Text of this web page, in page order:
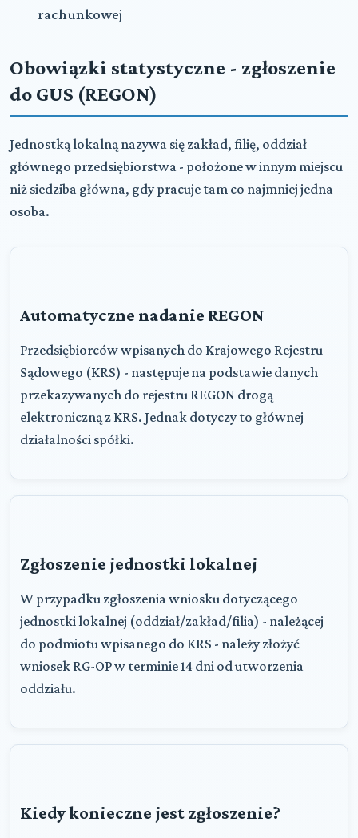
rachunkowej
Obowiązki statystyczne - zgłoszenie
do GUS (REGON)
Jednostką lokalną nazywa się zakład, filię, oddział
głównego przedsiębiorstwa - położone w innym miejscu
niż siedziba główna, gdy pracuje tam co najmniej jedna
osoba.
Automatyczne nadanie REGON
Przedsiębiorców wpisanych do Krajowego Rejestru
Sądowego (KRS) - następuje na podstawie danych
przekazywanych do rejestru REGON drogą
elektroniczną z KRS. Jednak dotyczy to głównej
działalności spółki.
Zgłoszenie jednostki lokalnej
W przypadku zgłoszenia wniosku dotyczącego
jednostki lokalnej (oddział/zakład/filia) - należącej
do podmiotu wpisanego do KRS - należy złożyć
wniosek RG-OP w terminie 14 dni od utworzenia
oddziału.
Kiedy konieczne jest zgłoszenie?